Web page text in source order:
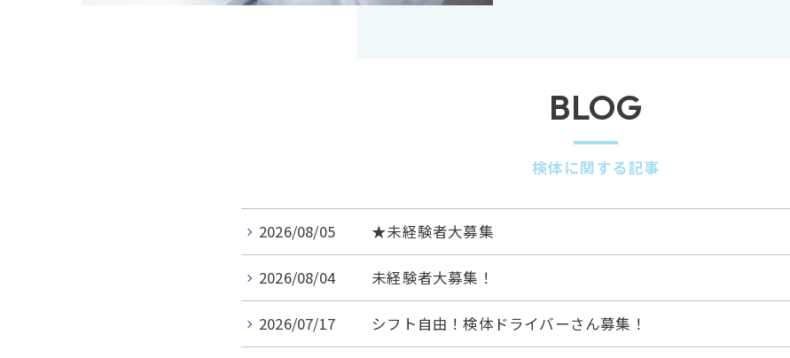
検体に関する記事
BLOG
2026/08/05 ★未経験者大募集
2026/08/04 未経験者大募集！
2026/07/17 シフト自由！検体ドライバーさん募集！